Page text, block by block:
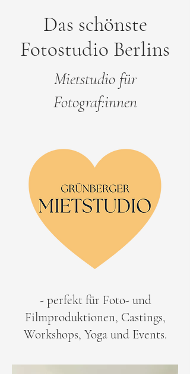
Das schönste
Fotostudio Berlins
Mietstudio für
Fotograf:innen
- perfekt für Foto- und
Filmproduktionen, Castings,
Workshops, Yoga und Events.